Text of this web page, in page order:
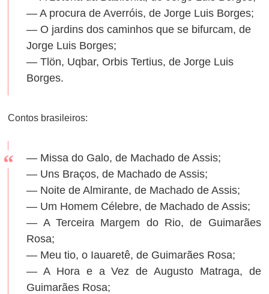
— A procura de Averróis, de Jorge Luis Borges;
— O jardins dos caminhos que se bifurcam, de
Jorge Luis Borges;
— Tlön, Uqbar, Orbis Tertius, de Jorge Luis
Borges.
Contos brasileiros:
— Missa do Galo, de Machado de Assis;
— Uns Braços, de Machado de Assis;
— Noite de Almirante, de Machado de Assis;
— Um Homem Célebre, de Machado de Assis;
— A Terceira Margem do Rio, de Guimarães
Rosa;
— Meu tio, o Iauaretê, de Guimarães Rosa;
— A Hora e a Vez de Augusto Matraga, de
Guimarães Rosa;